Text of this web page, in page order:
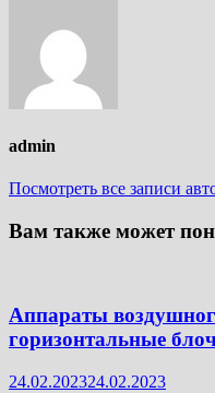
admin
Посмотреть все записи
Вам также может
Аппараты
горизонтальные
24.02.202324.02.2023